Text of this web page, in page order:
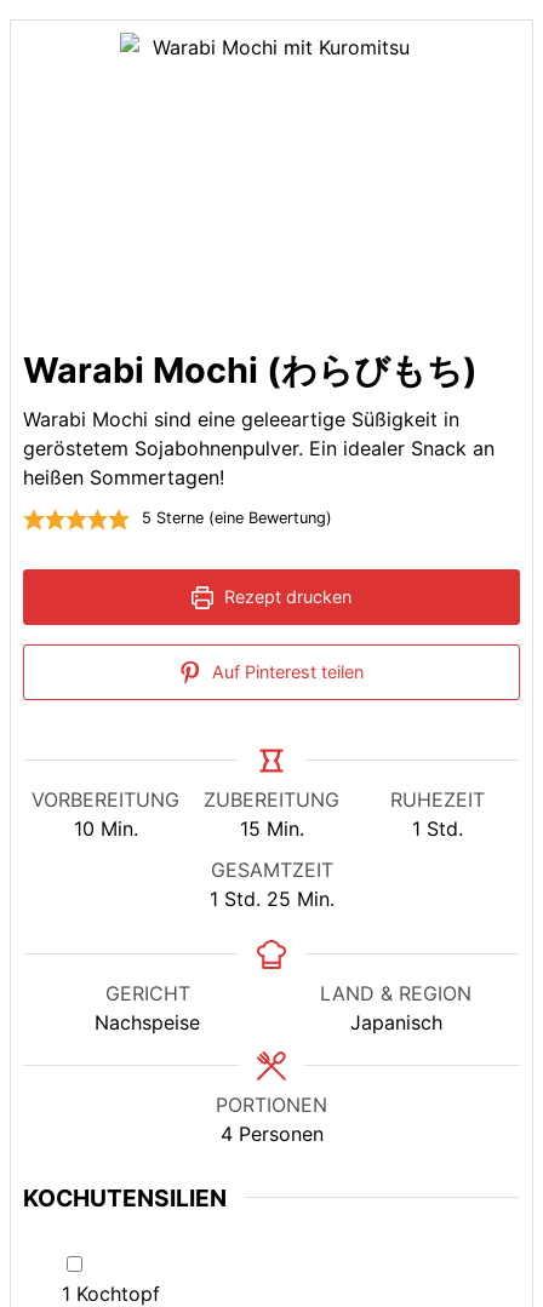
Warabi Mochi (わらびもち)
Warabi Mochi sind eine geleeartige Süßigkeit in
geröstetem Sojabohnenpulver. Ein idealer Snack an
heißen Sommertagen!
5 Sterne (eine Bewertung)
Rezept drucken
Auf Pinterest teilen
VORBEREITUNG
10Minuten
Min.
ZUBEREITUNG
15Minuten
Min.
RUHEZEIT
1Stunde
Std.
GESAMTZEIT
1Stunde
Std. 25Minuten
Min.
GERICHT
Nachspeise
LAND & REGION
Japanisch
PORTIONEN
4 Personen
KOCHUTENSILIEN
1 Kochtopf